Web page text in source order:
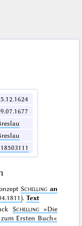
Schelling an
.Text
Schelling »Die
Ersten Buch«